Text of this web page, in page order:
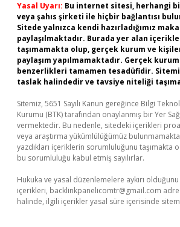
Yasal Uyarı: Bu internet sitesi, herhangi
veya şahıs şirketi ile hiçbir bağlantısı
Sitede yalnızca kendi hazırladığımız
paylaşılmaktadır. Burada yer alan
taşımamakta olup, gerçek kurum ve
paylaşım yapılmamaktadır. Gerçek
benzerlikleri tamamen tesadüfidir.
taslak halindedir ve tavsiye niteliği
Sitemiz, 5651 Sayılı Kanun gereğince Bilgi
Kurumu (BTK) tarafından onaylanmış bir Yer
vermektedir. Bu nedenle, sitedeki içerikleri
veya araştırma yükümlülüğümüz
yazdıkları içeriklerin sorumluluğunu taşımakta
bu sorumluluğu kabul etmiş sayılırlar.
Hukuka ve yasal düzenlemelere aykırı
içerikleri, backlinkpanelicomtr@gmail.com
halinde, ilgili içerikler yasal süre içerisinde